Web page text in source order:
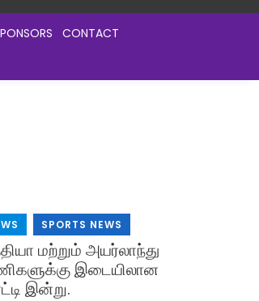
CONTACT
SPORTS NEWS
மற்றும் அயர்லாந்து
இடையிலான
இன்று.